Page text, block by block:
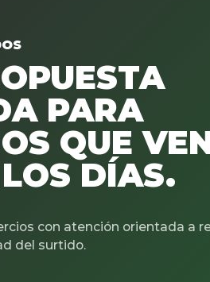
PARA
QUE
DÍAS.
con atención orientada a
del surtido.